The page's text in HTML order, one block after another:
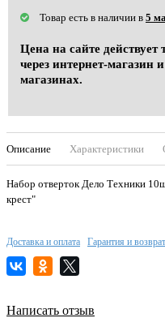
Товар есть в наличии в 5
Цена на сайте
через интернет-магазин
магазинах.
Описание Характеристики
Набор отверток Дело Техники
крест"
Доставка и оплата Гарантия и возврат
Написать отзыв